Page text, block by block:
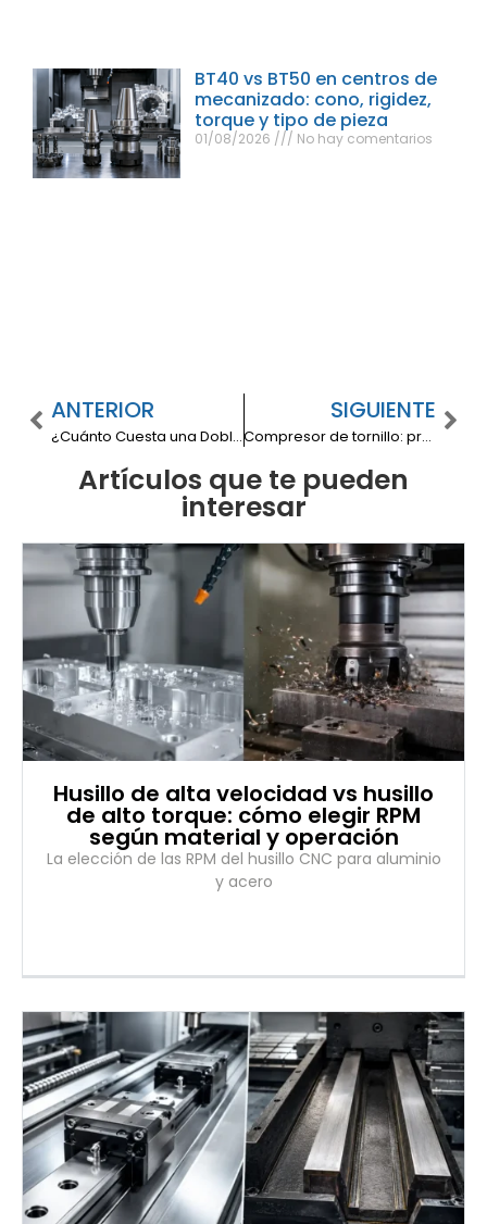
BT40 vs BT50 en centros de
mecanizado: cono, rigidez,
torque y tipo de pieza
01/08/2026 No hay comentarios
ANTERIOR
¿Cuánto Cuesta una Dobladora de Lámina Hidráulica en Colombia Realmente?
SIGUIENTE
Compresor de tornillo: precio en Colombia, factores que lo determinan y cómo estimar el costo total (TCO)
Artículos que te pueden
interesar
Husillo de alta velocidad vs husillo
de alto torque: cómo elegir RPM
según material y operación
La elección de las RPM del husillo CNC para aluminio
y acero